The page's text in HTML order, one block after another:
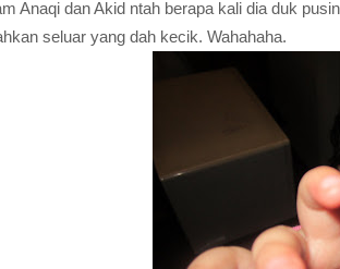
Anaqi dan Akid ntah berapa kali dia duk
seluar yang dah kecik. Wahahaha.